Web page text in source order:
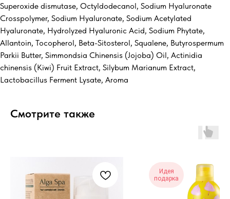
Superoxide dismutase, Octyldodecanol, Sodium Hyaluronate
Crosspolymer, Sodium Hyaluronate, Sodium Acetylated
Hyaluronate, Hydrolyzed Hyaluronic Acid, Sodium Phytate,
Allantoin, Tocopherol, Beta-Sitosterol, Squalene, Butyrospermum
Parkii Butter, Simmondsia Chinensis (Jojoba) Oil, Actinidia
chinensis (Kiwi) Fruit Extract, Silybum Marianum Extract,
Lactobacillus Ferment Lysate, Aroma
Смотрите также
Идея
подарка